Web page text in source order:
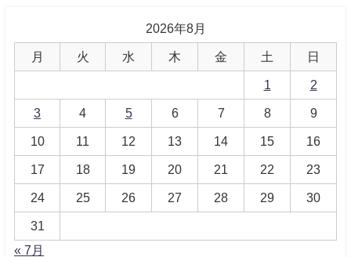
2026年8月
月 火 水 木 金 土 日
1 2
3 4 5 6 7 8 9
10 11 12 13 14 15 16
17 18 19 20 21 22 23
24 25 26 27 28 29 30
31
« 7月